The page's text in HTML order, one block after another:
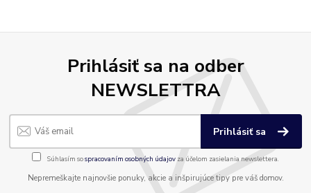
Prihlásiť sa na odber
NEWSLETTRA
Prihlásiť sa
Súhlasím sospracovaním osobných údajov za účelom zasielania newslettera.
Nepremeškajte najnovšie ponuky, akcie a inšpirujúce tipy pre váš domov.